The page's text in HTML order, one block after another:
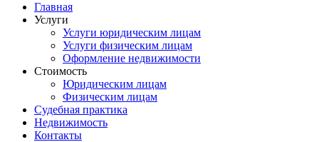
Главная
Услуги
Услуги юридическим лицам
Услуги физическим лицам
Оформление недвижимости
Стоимость
Юридическим лицам
Физическим лицам
Судебная практика
Недвижимость
Контакты